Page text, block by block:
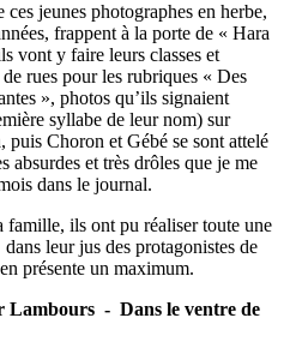
photographes en herbe,
frappent à la porte de « Hara
vont y faire leurs classes et
rues pour les rubriques « Des
», photos qu’ils signaient
syllabe de leur nom) sur
puis Choron et Gébé se sont attelé
absurdes et très drôles que je me
dans le journal.
ils ont pu réaliser toute une
leur jus des protagonistes de
présente un maximum.
Lambours - Dans le ventre de